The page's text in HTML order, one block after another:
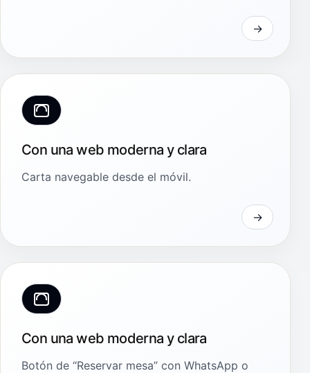
Con una web moderna y clara
Carta navegable desde el móvil.
Con una web moderna y clara
Botón de “Reservar mesa” con WhatsApp o